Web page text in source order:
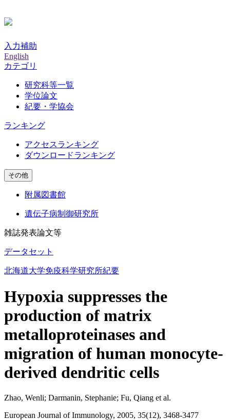
入力補助
English
カテゴリ
研究科等一覧
学位論文
紀要・学協会
ランキング
アクセスランキング
ダウンロードランキング
その他
附属図書館
遺伝子病制御研究所
雑誌発表論文等
データセット
北海道大学免疫科学研究所紀要
Hypoxia suppresses the
production of matrix
metalloproteinases and
migration of human monocyte-
derived dendritic cells
Zhao, Wenli; Darmanin, Stephanie; Fu, Qiang et al.
European Journal of Immunology, 2005, 35(12), 3468-3477